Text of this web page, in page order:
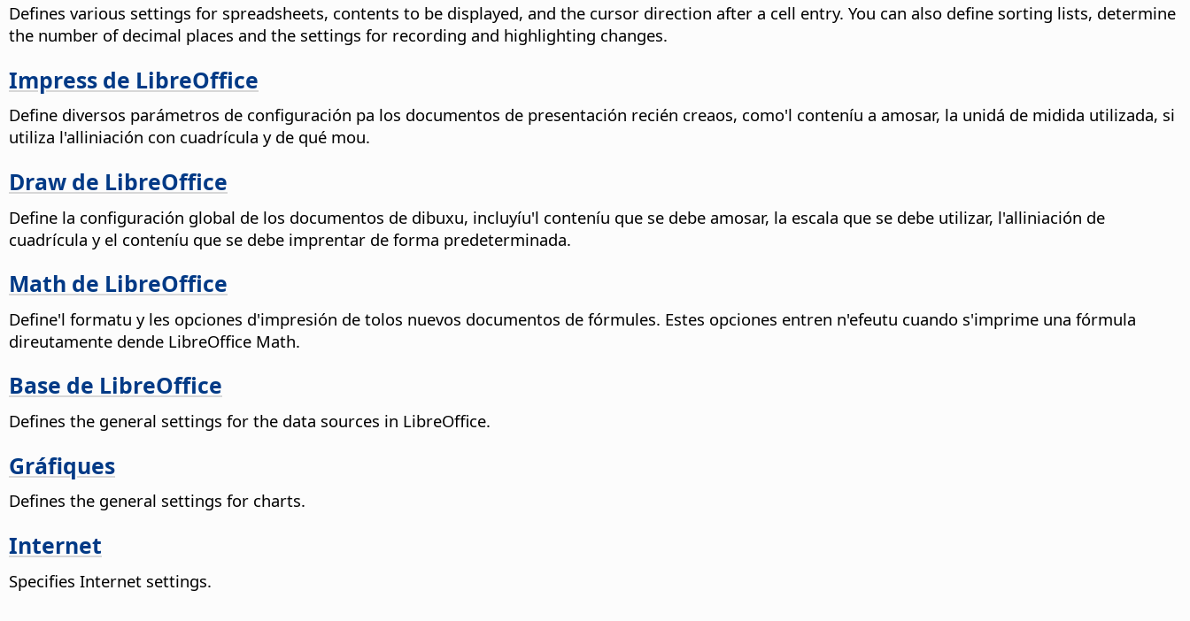
Defines various settings for spreadsheets, contents to be displayed, and the cursor direction after a cell entry. You can also define sorting lists, determine
the number of decimal places and the settings for recording and highlighting changes.
Impress de LibreOffice
Define diversos parámetros de configuración pa los documentos de presentación recién creaos, como'l conteníu a amosar, la unidá de midida utilizada, si
utiliza l'alliniación con cuadrícula y de qué mou.
Draw de LibreOffice
Define la configuración global de los documentos de dibuxu, incluyíu'l conteníu que se debe amosar, la escala que se debe utilizar, l'alliniación de
cuadrícula y el conteníu que se debe imprentar de forma predeterminada.
Math de LibreOffice
Define'l formatu y les opciones d'impresión de tolos nuevos documentos de fórmules. Estes opciones entren n'efeutu cuando s'imprime una fórmula
direutamente dende LibreOffice Math.
Base de LibreOffice
Defines the general settings for the data sources in LibreOffice.
Gráfiques
Defines the general settings for charts.
Internet
Specifies Internet settings.